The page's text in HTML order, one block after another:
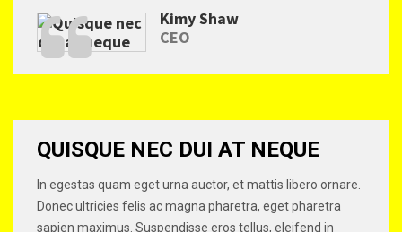
Kimy Shaw
CEO
QUISQUE NEC DUI AT NEQUE
In egestas quam eget urna auctor, et mattis libero ornare.
Donec ultricies felis ac magna pharetra, eget pharetra
sapien maximus. Suspendisse eros tellus, eleifend in